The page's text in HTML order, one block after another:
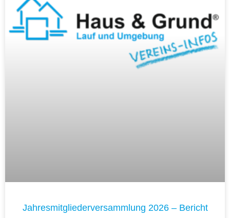
Jahresmitgliederversammlung 2026 – Bericht